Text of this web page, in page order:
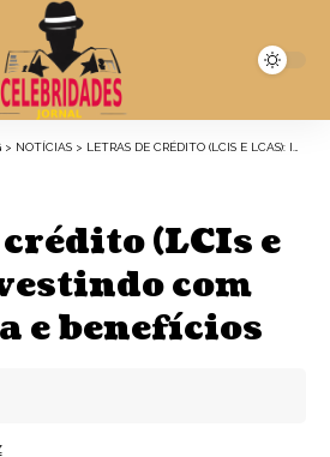
> NOTÍCIAS > LETRAS DE CRÉDITO (LCIS E LCAS): INVESTINDO COM SEGURANÇA E BENEFÍCIOS
(LCIs e
com
e benefícios